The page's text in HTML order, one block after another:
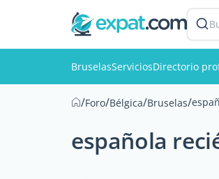
BruselasServiciosDirectorio
/Foro/Bélgica/Bruselas/
española